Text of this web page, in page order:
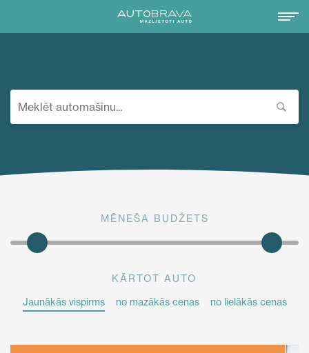
MĒNEŠA BUDŽETS
KĀRTOT AUTO
Jaunākās vispirms
no mazākās cenas no lielākās cenas